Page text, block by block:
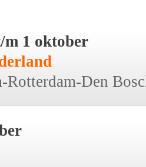
m 1 oktober
Rotterdam-Den